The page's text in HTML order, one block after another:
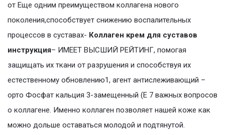
от Еще одним преимуществом коллагена нового
поколения,способствует снижению воспалительных
процессов в суставах- Коллаген крем для суставов
инструкция– ИМЕЕТ ВЫСШИЙ РЕЙТИНГ, помогая
защищать их ткани от разрушения и способствуя их
естественному обновлению1, агент антислеживающий –
орто Фосфат кальция 3-замещенный (Е 7 важных вопросов
о коллагене. Именно коллаген позволяет нашей коже как
можно дольше оставаться молодой и подтянутой.